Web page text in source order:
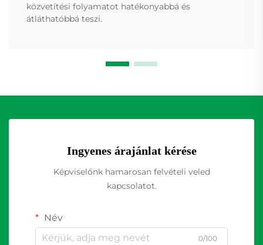
közvetítési folyamatot hatékonyabbá és
átláthatóbbá teszi.
Ingyenes árajánlat kérése
Képviselőnk hamarosan felvételi veled
kapcsolatot.
Név
0/100